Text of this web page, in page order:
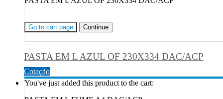
Go to cart page Continue
PASTA EM L AZUL OF 230X334 DAC/ACP
Cotação
You've just added this product to the cart: